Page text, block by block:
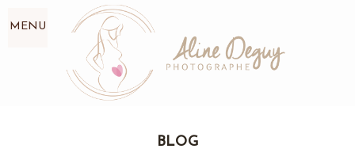
MENU
BLOG